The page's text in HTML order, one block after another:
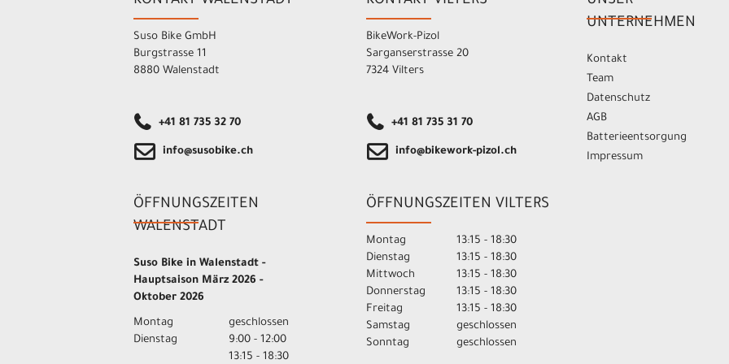
Suso Bike GmbH
Burgstrasse 11
8880 Walenstadt
+41 81 735 32 70
info@susobike.ch
ÖFFNUNGSZEITEN
WALENSTADT
Suso Bike in Walenstadt -
Hauptsaison März 2026 -
Oktober 2026
Montag
geschlossen
Dienstag
9:00 - 12:00
13:15 - 18:30
BikeWork-Pizol
Sarganserstrasse 20
7324 Vilters
+41 81 735 31 70
info@bikework-pizol.ch
ÖFFNUNGSZEITEN VILTERS
Montag
13:15 - 18:30
Dienstag
13:15 - 18:30
Mittwoch
13:15 - 18:30
Donnerstag
13:15 - 18:30
Freitag
13:15 - 18:30
Samstag
geschlossen
Sonntag
geschlossen
UNTERNEHMEN
Kontakt
Team
Datenschutz
AGB
Batterieentsorgung
Impressum